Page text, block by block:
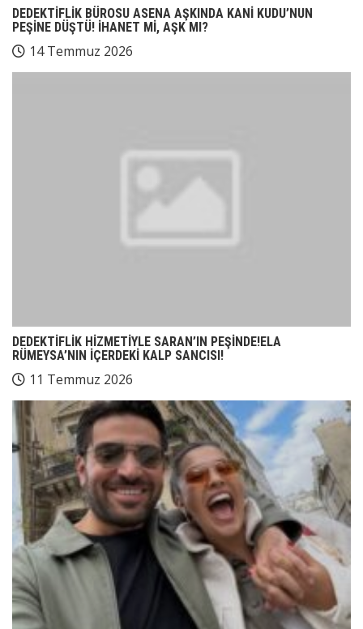
DEDEKTİFLİK BÜROSU ASENA AŞKINDA KANİ KUDU’NUN
PEŞİNE DÜŞTÜ! İHANET Mİ, AŞK MI?
14 Temmuz 2026
DEDEKTİFLİK HİZMETİYLE SARAN’IN PEŞİNDE!ELA
RÜMEYSA’NIN İÇERDEKİ KALP SANCISI!
11 Temmuz 2026